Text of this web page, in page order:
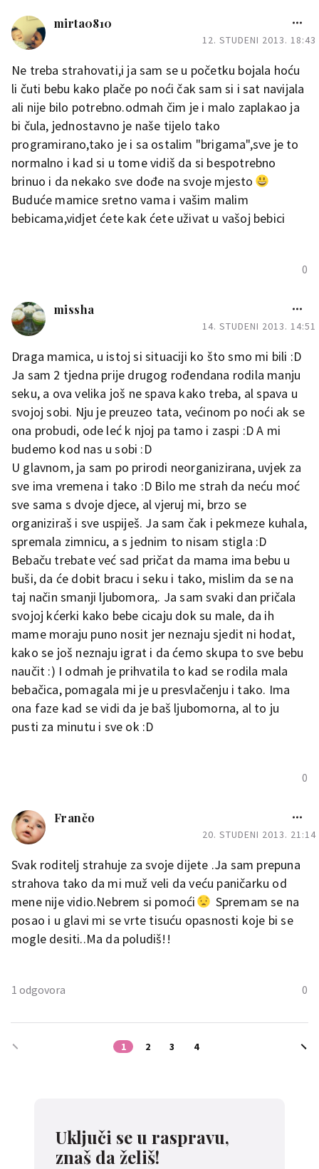
stariji sin zna doći do seke pa
ju ljubi, mazi i grli
uključiti ga u njegu bebe.
Kad se drugima jadam kako mi
je nekad teško, dobijem
odgovore: bori se, to si htjela.
Onda si mislim "ma gonite se",
to mi da još više snage da
pokažem da sam MAMA...
nitko te ne može razumjeti
osim žena koje to upravo
mirta0810
12. STUDENI 2013. 18:43
Ne treba strahovati,i ja sam se u početku bojala hoću
li čuti bebu kako plače po noći čak sam si i sat navijala
ali nije bilo potrebno.odmah čim je i malo zaplakao ja
bi čula, jednostavno je naše tijelo tako
programirano,tako je i sa ostalim "brigama",sve je to
normalno i kad si u tome vidiš da si bespotrebno
brinuo i da nekako sve dođe na svoje mjesto
Buduće mamice sretno vama i vašim malim
bebicama,vidjet ćete kak ćete uživat u vašoj bebici
0
missha
14. STUDENI 2013. 14:51
Draga mamica, u istoj si situaciji ko što smo mi bili :D
Ja sam 2 tjedna prije drugog rođendana rodila manju
seku, a ova velika još ne spava kako treba, al spava u
svojoj sobi. Nju je preuzeo tata, većinom po noći ak se
ona probudi, ode leć k njoj pa tamo i zaspi :D A mi
budemo kod nas u sobi :D
U glavnom, ja sam po prirodi neorganizirana, uvjek za
sve ima vremena i tako :D Bilo me strah da neću moć
sve sama s dvoje djece, al vjeruj mi, brzo se
organiziraš i sve uspiješ. Ja sam čak i pekmeze kuhala,
spremala zimnicu, a s jednim to nisam stigla :D
Bebaču trebate već sad pričat da mama ima bebu u
buši, da će dobit bracu i seku i tako, mislim da se na
taj način smanji ljubomora,. Ja sam svaki dan pričala
svojoj kćerki kako bebe cicaju dok su male, da ih
mame moraju puno nosit jer neznaju sjedit ni hodat,
kako se još neznaju igrat i da ćemo skupa to sve bebu
naučit :) I odmah je prihvatila to kad se rodila mala
bebačica, pomagala mi je u presvlačenju i tako. Ima
ona faze kad se vidi da je baš ljubomorna, al to ju
pusti za minutu i sve ok :D
0
Frančo
20. STUDENI 2013. 21:14
Svak roditelj strahuje za svoje dijete .Ja sam prepuna
strahova tako da mi muž veli da veću paničarku od
mene nije vidio.Nebrem si pomoći
Spremam se na
posao i u glavi mi se vrte tisuću opasnosti koje bi se
mogle desiti..Ma da poludiš!!
tako da mi muž veli da veću
paničarku od mene nije
1 odgovora 0
1 2 3 4
Uključi se u raspravu,
znaš da želiš!